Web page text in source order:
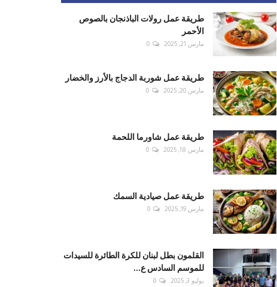
طريقة عمل رولات الباذنجان بالصوص
الأحمر
مارس 21, 2025 0
طريقة عمل شوربة الدجاج بالأرز والخضار
مارس 20, 2025 0
طريقة عمل شاورما اللحمة
مارس 18, 2025 0
طريقة عمل صيادية السمك
مارس 19, 2025 0
القلمون بطل لبنان للكرة الطائرة للسيدات
للموسم السادس ع...
يوليو 3, 2025 0